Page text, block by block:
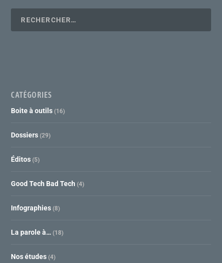
CATÉGORIES
Boite à outils (16)
Dossiers (29)
Éditos (5)
Good Tech Bad Tech (4)
Infographies (8)
La parole à… (18)
Nos études (4)